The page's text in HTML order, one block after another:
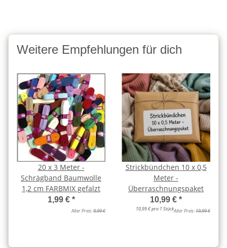
Weitere Empfehlungen für dich
20 x 3 Meter -
Schrägband Baumwolle
1,2 cm FARBMIX gefalzt
1,99 € *
Alter Preis:9,99 €
Strickbündchen 10 x 0,5
Meter -
Überraschnungspaket
10,99 € *
10,99 € pro 1 StückAlter Preis:19,99 €